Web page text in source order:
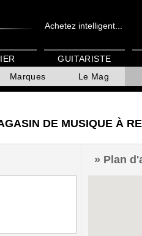
Achetez intelligent...
Marques Le Mag
GUITARISTE
DE MUSIQUE À
Plan